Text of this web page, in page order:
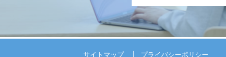
サイトマップ プライバシーポリシー